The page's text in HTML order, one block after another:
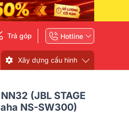
Trả góp Hotline
Xây dựng cấu hình
(JBL STAGE
NS-SW300)